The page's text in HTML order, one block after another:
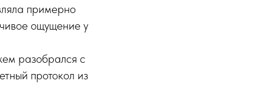
примерно
ощущение у
разобрался с
протокол из